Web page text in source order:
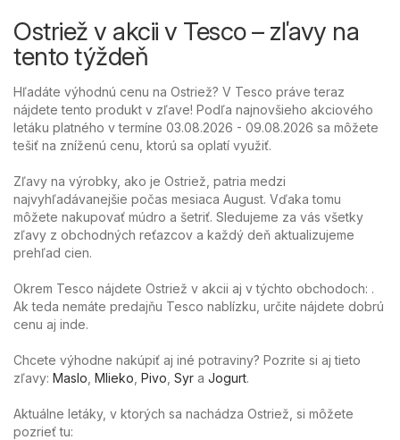
Ostriež v akcii v Tesco – zľavy na
tento týždeň
Hľadáte výhodnú cenu na Ostriež? V Tesco práve teraz
nájdete tento produkt v zľave! Podľa najnovšieho akciového
letáku platného v termíne 03.08.2026 - 09.08.2026 sa môžete
tešiť na zníženú cenu, ktorú sa oplatí využiť.
Zľavy na výrobky, ako je Ostriež, patria medzi
najvyhľadávanejšie počas mesiaca August. Vďaka tomu
môžete nakupovať múdro a šetriť. Sledujeme za vás všetky
zľavy z obchodných reťazcov a každý deň aktualizujeme
prehľad cien.
Okrem Tesco nájdete Ostriež v akcii aj v týchto obchodoch: .
Ak teda nemáte predajňu Tesco nablízku, určite nájdete dobrú
cenu aj inde.
Chcete výhodne nakúpiť aj iné potraviny? Pozrite si aj tieto
zľavy: Maslo Mlieko Pivo Syr a Jogurt.
Aktuálne letáky, v ktorých sa nachádza Ostriež, si môžete
pozrieť tu: